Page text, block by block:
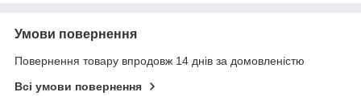
Умови повернення
Повернення товару впродовж 14 днів за домовленістю
Всі умови повернення